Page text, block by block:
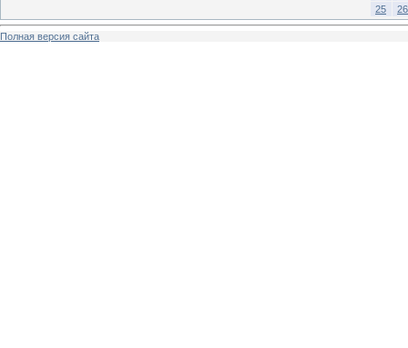
25
26
Полная версия сайта